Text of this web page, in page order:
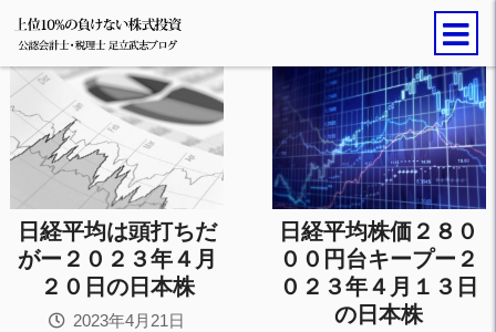
日経平均は頭打ちだ
がー２０２３年４月
２０日の日本株
2023年4月21日
日経平均株価２８０
００円台キープー２
０２３年４月１３日
の日本株